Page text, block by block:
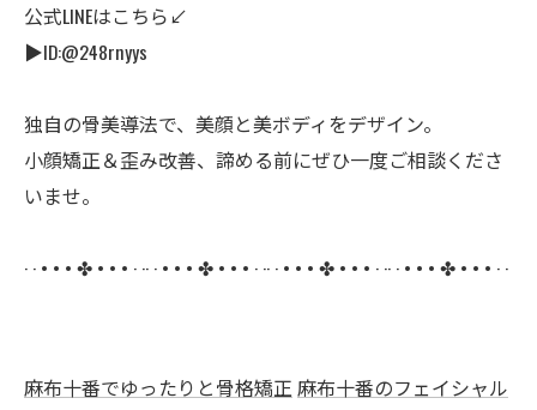
公式LINEはこちら↙
▶ID:@248rnyys
独自の骨美導法で、美顔と美ボディをデザイン。
小顔矯正＆歪み改善、諦める前にぜひ一度ご相談くださ
いませ。
· · • • • ✤ • • • · ·· · • • • ✤ • • • · ·· · • • • ✤ • • • · ·· · • • • ✤ • • • · ·
麻布十番でゆったりと骨格矯正 麻布十番のフェイシャル